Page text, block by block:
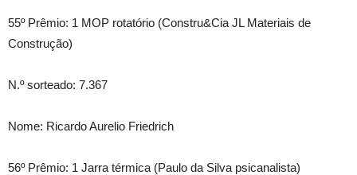
55º Prêmio: 1 MOP rotatório (Constru&Cia JL Materiais de
Construção)
N.º sorteado: 7.367
Nome: Ricardo Aurelio Friedrich
56º Prêmio: 1 Jarra térmica (Paulo da Silva psicanalista)